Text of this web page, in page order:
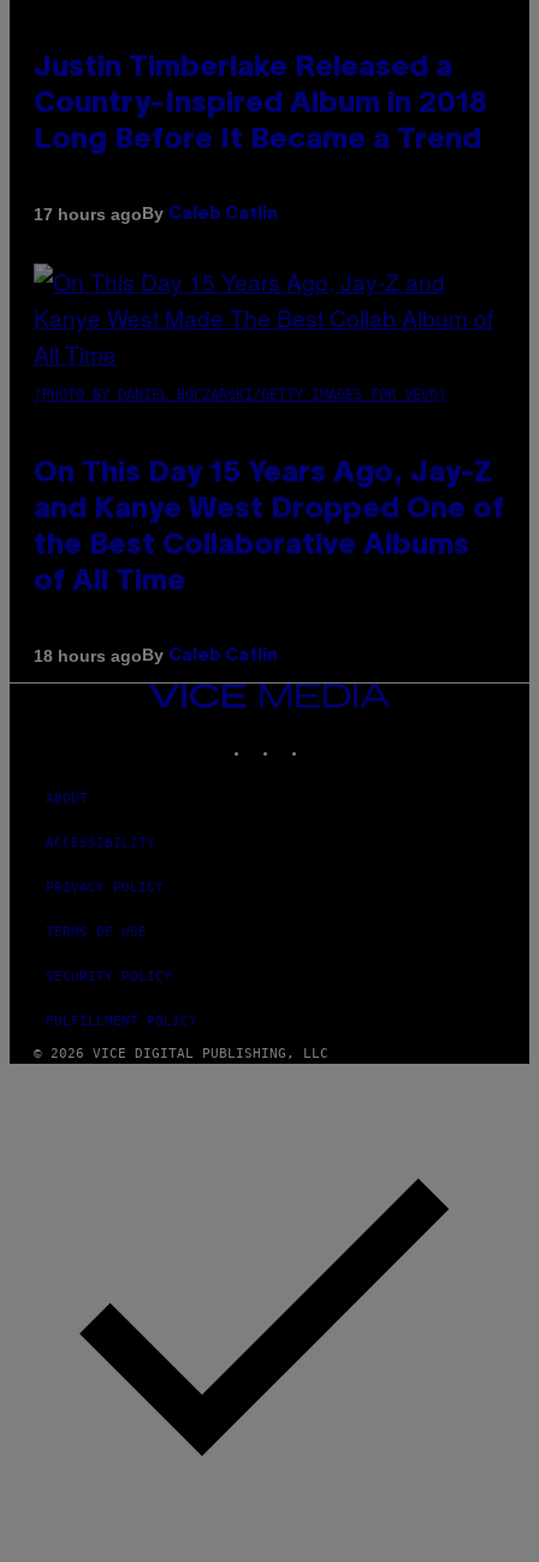
Justin Timberlake Released a
Country-Inspired Album in 2018
Long Before It Became a Trend
17 hours agoBy Caleb Catlin
(PHOTO BY DANIEL BOCZARSKI/GETTY IMAGES FOR VEVO)
On This Day 15 Years Ago, Jay-Z
and Kanye West Dropped One of
the Best Collaborative Albums
of All Time
18 hours agoBy Caleb Catlin
VICE
ABOUT
ACCESSIBILITY
PRIVACY POLICY
TERMS OF USE
SECURITY POLICY
FULFILLMENT POLICY
© 2026 VICE DIGITAL PUBLISHING, LLC